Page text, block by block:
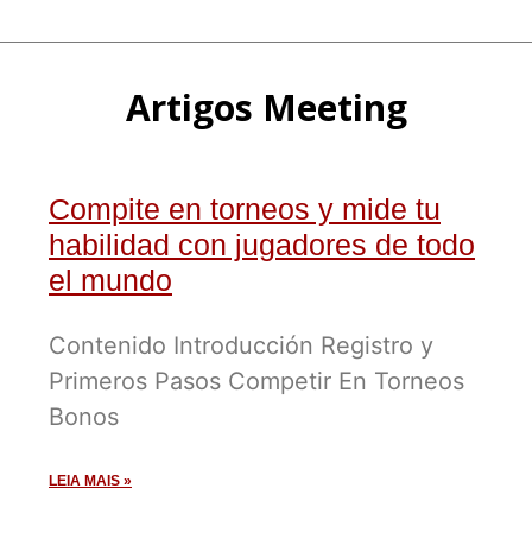
Artigos Meeting
Compite en torneos y mide tu
habilidad con jugadores de todo
el mundo
Contenido Introducción Registro y
Primeros Pasos Competir En Torneos
Bonos
LEIA MAIS »